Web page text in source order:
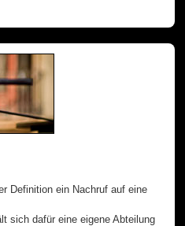
Definition ein Nachruf auf eine
sich dafür eine eigene Abteilung